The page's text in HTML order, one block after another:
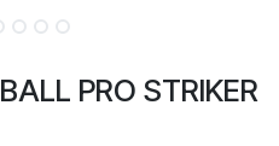
PRO STRIKER